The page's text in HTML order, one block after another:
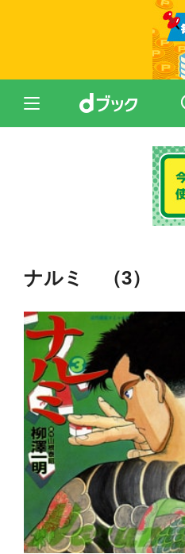
ナルミ （3）